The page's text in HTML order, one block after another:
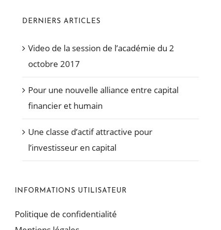
DERNIERS ARTICLES
Video de la session de l’académie du 2
octobre 2017
Pour une nouvelle alliance entre capital
financier et humain
Une classe d’actif attractive pour
l’investisseur en capital
INFORMATIONS UTILISATEUR
Politique de confidentialité